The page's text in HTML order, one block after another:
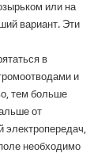
или на
вариант. Эти
в
и
тем больше
от
электропередач,
необходимо